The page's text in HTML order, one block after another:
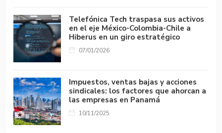
Telefónica Tech traspasa sus activos
en el eje México-Colombia-Chile a
Hiberus en un giro estratégico
07/01/2026
Impuestos, ventas bajas y acciones
sindicales: los factores que ahorcan a
las empresas en Panamá
10/11/2025